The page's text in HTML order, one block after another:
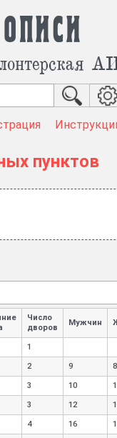
пунктов
Число
дворов
Мужчин
1
2 9 8
3 10
3 12
4 16